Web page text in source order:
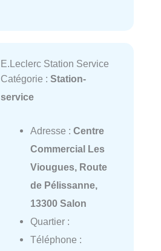
E.Leclerc Station Service
Catégorie : Station-
service
Adresse : Centre
Commercial Les
Viougues, Route
de Pélissanne,
13300 Salon
Quartier :
Téléphone :